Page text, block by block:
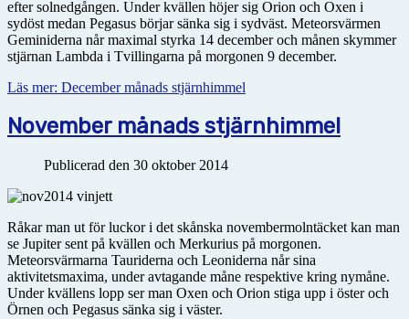
efter solnedgången. Under kvällen höjer sig Orion och Oxen i
sydöst medan Pegasus börjar sänka sig i sydväst. Meteorsvärmen
Geminiderna når maximal styrka 14 december och månen skymmer
stjärnan Lambda i Tvillingarna på morgonen 9 december.
Läs mer: December månads stjärnhimmel
November månads stjärnhimmel
Publicerad den 30 oktober 2014
Råkar man ut för luckor i det skånska novembermolntäcket kan man
se Jupiter sent på kvällen och Merkurius på morgonen.
Meteorsvärmarna Tauriderna och Leoniderna når sina
aktivitetsmaxima, under avtagande måne respektive kring nymåne.
Under kvällens lopp ser man Oxen och Orion stiga upp i öster och
Örnen och Pegasus sänka sig i väster.